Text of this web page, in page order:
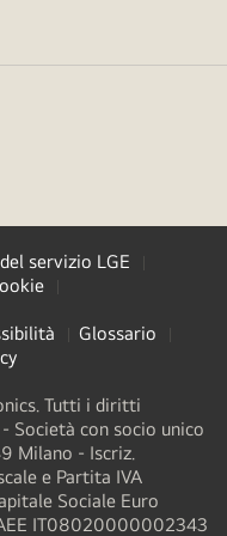
servizio LGE
Glossario
Tutti i diritti
Società con socio unico
Milano - Iscriz.
e Partita IVA
Sociale Euro
IT08020000002343​